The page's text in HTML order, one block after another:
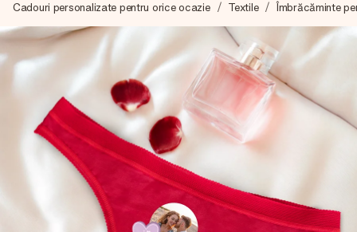
Îți alcătuim cadoul cu grijă și îl trimitem îndată spre tine -
pentru ca tu să îl poți dărui exact când trebuie, atunci când
contează cel mai mult.
4,8 (bazat pe +15.000 de recenzii)
Cadourile noastre inspiră. Clienții ne oferă nota 4,8 pe
Google Reviews.
Felicitare gratuită
Cadouri personalizate pentru orice ocazie Textile Îmbrăcăminte